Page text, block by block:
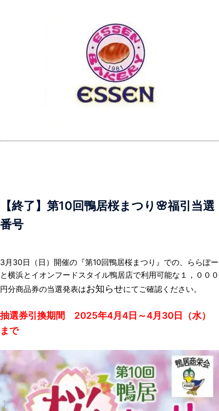
【終了】 第10回鴨居桜まつり🌸福引当選
番号
3月30日（日）開催の『第10回鴨居桜まつり』での、ららぽー
と横浜とイオンフードスタイル鴨居店で利用可能な１，０００
円分商品券の当選発表はお知らせにてご確認 ください。
抽選券引換期間 2025年4月4日～4月30日（水）
まで